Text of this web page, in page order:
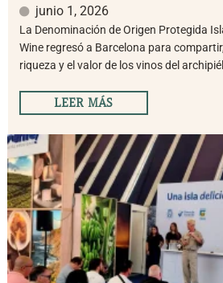
junio 1, 2026
La Denominación de Origen Protegida
Wine regresó a Barcelona para
riqueza y el valor de los vinos del
LEER MÁS